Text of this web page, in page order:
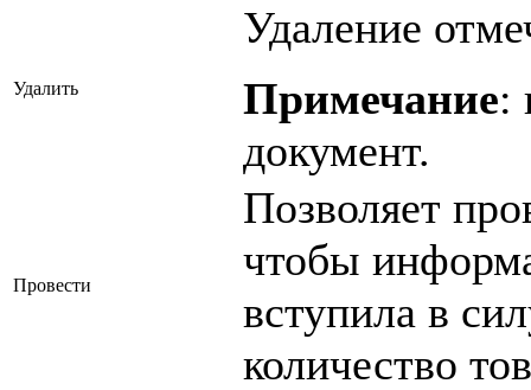
Удалить
Удаление
Примечание:
документ.
Провести
Позволяет
чтобы
вступила в
количество